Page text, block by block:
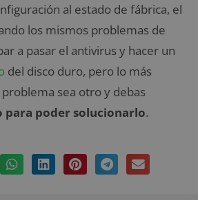
al estado de fábrica, el
los mismos problemas de
a pasar el antivirus y hacer un
del disco duro, pero lo más
sea otro y debas
para poder solucionarlo.